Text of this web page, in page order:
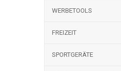
WERBETOOLS
FREIZEIT
SPORTGERÄTE